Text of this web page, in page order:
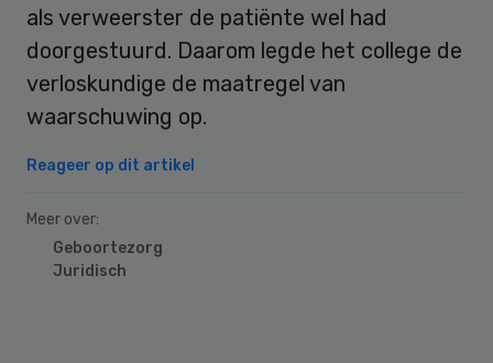
als verweerster de patiënte wel had
doorgestuurd. Daarom legde het college de
verloskundige de maatregel van
waarschuwing op.
Reageer op dit artikel
Meer over:
Geboortezorg
Juridisch